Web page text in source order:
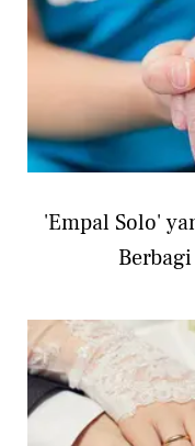
'Empal Solo'